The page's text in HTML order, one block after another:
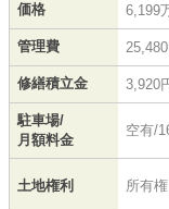
価格 6,199
管理費 25,480
修繕積立金 3,920
駐車場/
月額料金
空有/
土地権利 所有権